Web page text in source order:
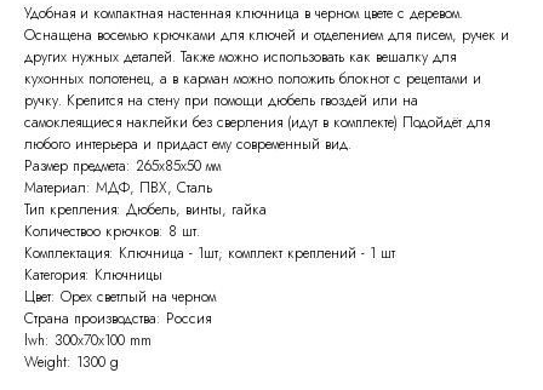
Удобная и компактная настенная ключница в черном цвете с деревом.
Оснащена восемью крючками для ключей и отделением для писем, ручек и
других нужных деталей. Также можно использовать как вешалку для
кухонных полотенец, а в карман можно положить блокнот с рецептами и
ручку. Крепится на стену при помощи дюбель гвоздей или на
самоклеящиеся наклейки без сверления (идут в комплекте) Подойдёт для
любого интерьера и придаст ему современный вид.
Размер предмета: 265х85х50 мм
Материал: МДФ, ПВХ, Сталь
Тип крепления: Дюбель, винты, гайка
Количествоо крючков: 8 шт.
Комплектация: Ключница - 1шт; комплект креплений - 1 шт
Категория: Ключницы
Цвет: Орех светлый на черном
Страна производства: Россия
lwh: 300x70x100 mm
Weight: 1300 g
СВЯЖИТЕСЬ С НАМИ
По всем возникающим вопросам